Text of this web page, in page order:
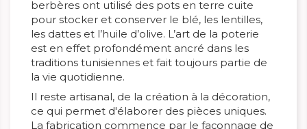
berbères ont utilisé des pots en terre cuite
pour stocker et conserver le blé, les lentilles,
les dattes et l’huile d’olive. L’art de la poterie
est en effet profondément ancré dans les
traditions tunisiennes et fait toujours partie de
la vie quotidienne.
Il reste artisanal, de la création à la décoration,
ce qui permet d'élaborer des pièces uniques.
La fabrication commence par le façonnage de